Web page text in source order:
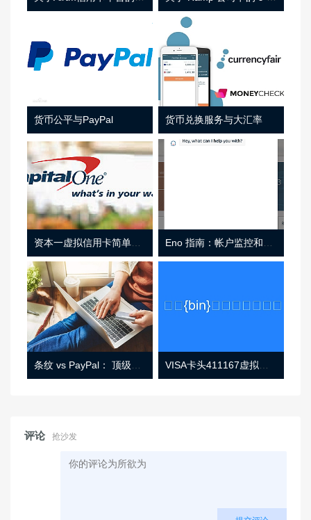
货币公平与PayPal 货币兑换服务与大汇率
资本一虚拟信用卡简单介绍
条纹 vs PayPal： 顶级功能， 定价 （和更多！ VISA卡头411167虚拟卡基础信息
评论 抢沙发